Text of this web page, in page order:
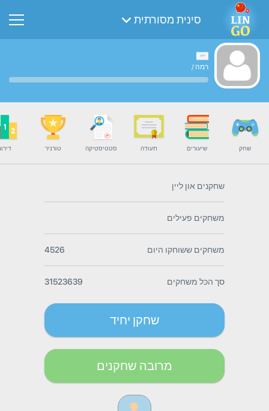
סינית מסורתית
רמה /
שחק שיעורים תעודה סטטיסטיקה טורניר
שחקנים און ליין
משחקים פעילים
משחקים ששוחקו היום 4526
סך הכל משחקים 31523639
שחקן יחיד
מרובה שחקנים